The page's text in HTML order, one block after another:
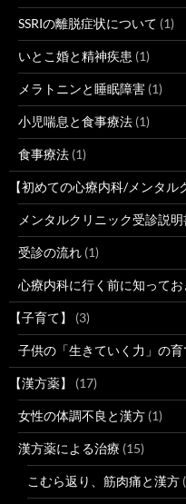
SSRIの離脱症状について (1)
いとこ婚と精神疾患 (1)
メラトニンと睡眠障害 (1)
小児喘息と食事療法 (1)
食事療法 (1)
【初めての心療内科/メンタル
メンタルクリニック受診説
受診の流れ (1)
心療内科に行く前に知って
【子育て】 (3)
子供の「生きていく力」の
【漢方薬】 (17)
女性の体調不良と漢方 (1)
漢方薬による治療 (15)
こむら返り、筋肉痛と漢方